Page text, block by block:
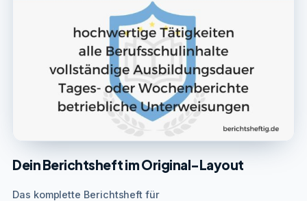
Dein Berichtsheft im Original-Layout
Das komplette Berichtsheft für